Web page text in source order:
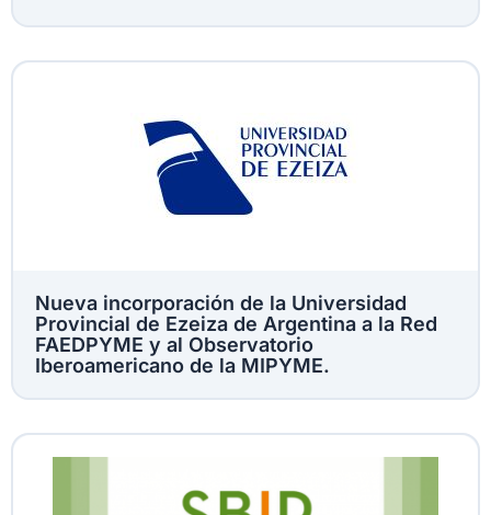
Nueva incorporación de la Universidad
Provincial de Ezeiza de Argentina a la Red
FAEDPYME y al Observatorio
Iberoamericano de la MIPYME.